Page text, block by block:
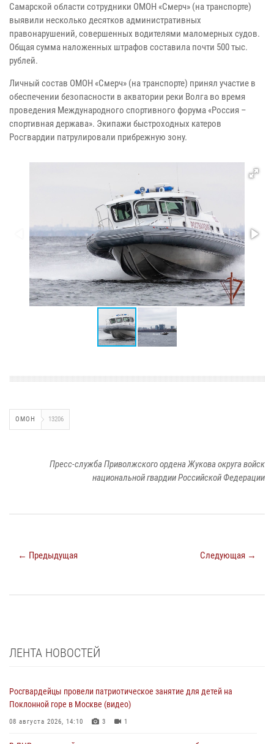
Самарской области сотрудники ОМОН «Смерч» (на транспорте)
выявили несколько десятков административных
правонарушений, совершенных водителями маломерных судов.
Общая сумма наложенных штрафов составила почти 500 тыс.
рублей.
Личный состав ОМОН «Смерч» (на транспорте) принял участие в
обеспечении безопасности в акватории реки Волга во время
проведения Международного спортивного форума «Россия –
спортивная держава». Экипажи быстроходных катеров
Росгвардии патрулировали прибрежную зону.
ОМОН 13206
Пресс-служба Приволжского ордена Жукова округа войск
национальной гвардии Российской Федерации
← Предыдущая Следующая →
ЛЕНТА НОВОСТЕЙ
Росгвардейцы провели патриотическое занятие для детей на
Поклонной горе в Москве (видео)
08 августа 2026, 14:10 3 1